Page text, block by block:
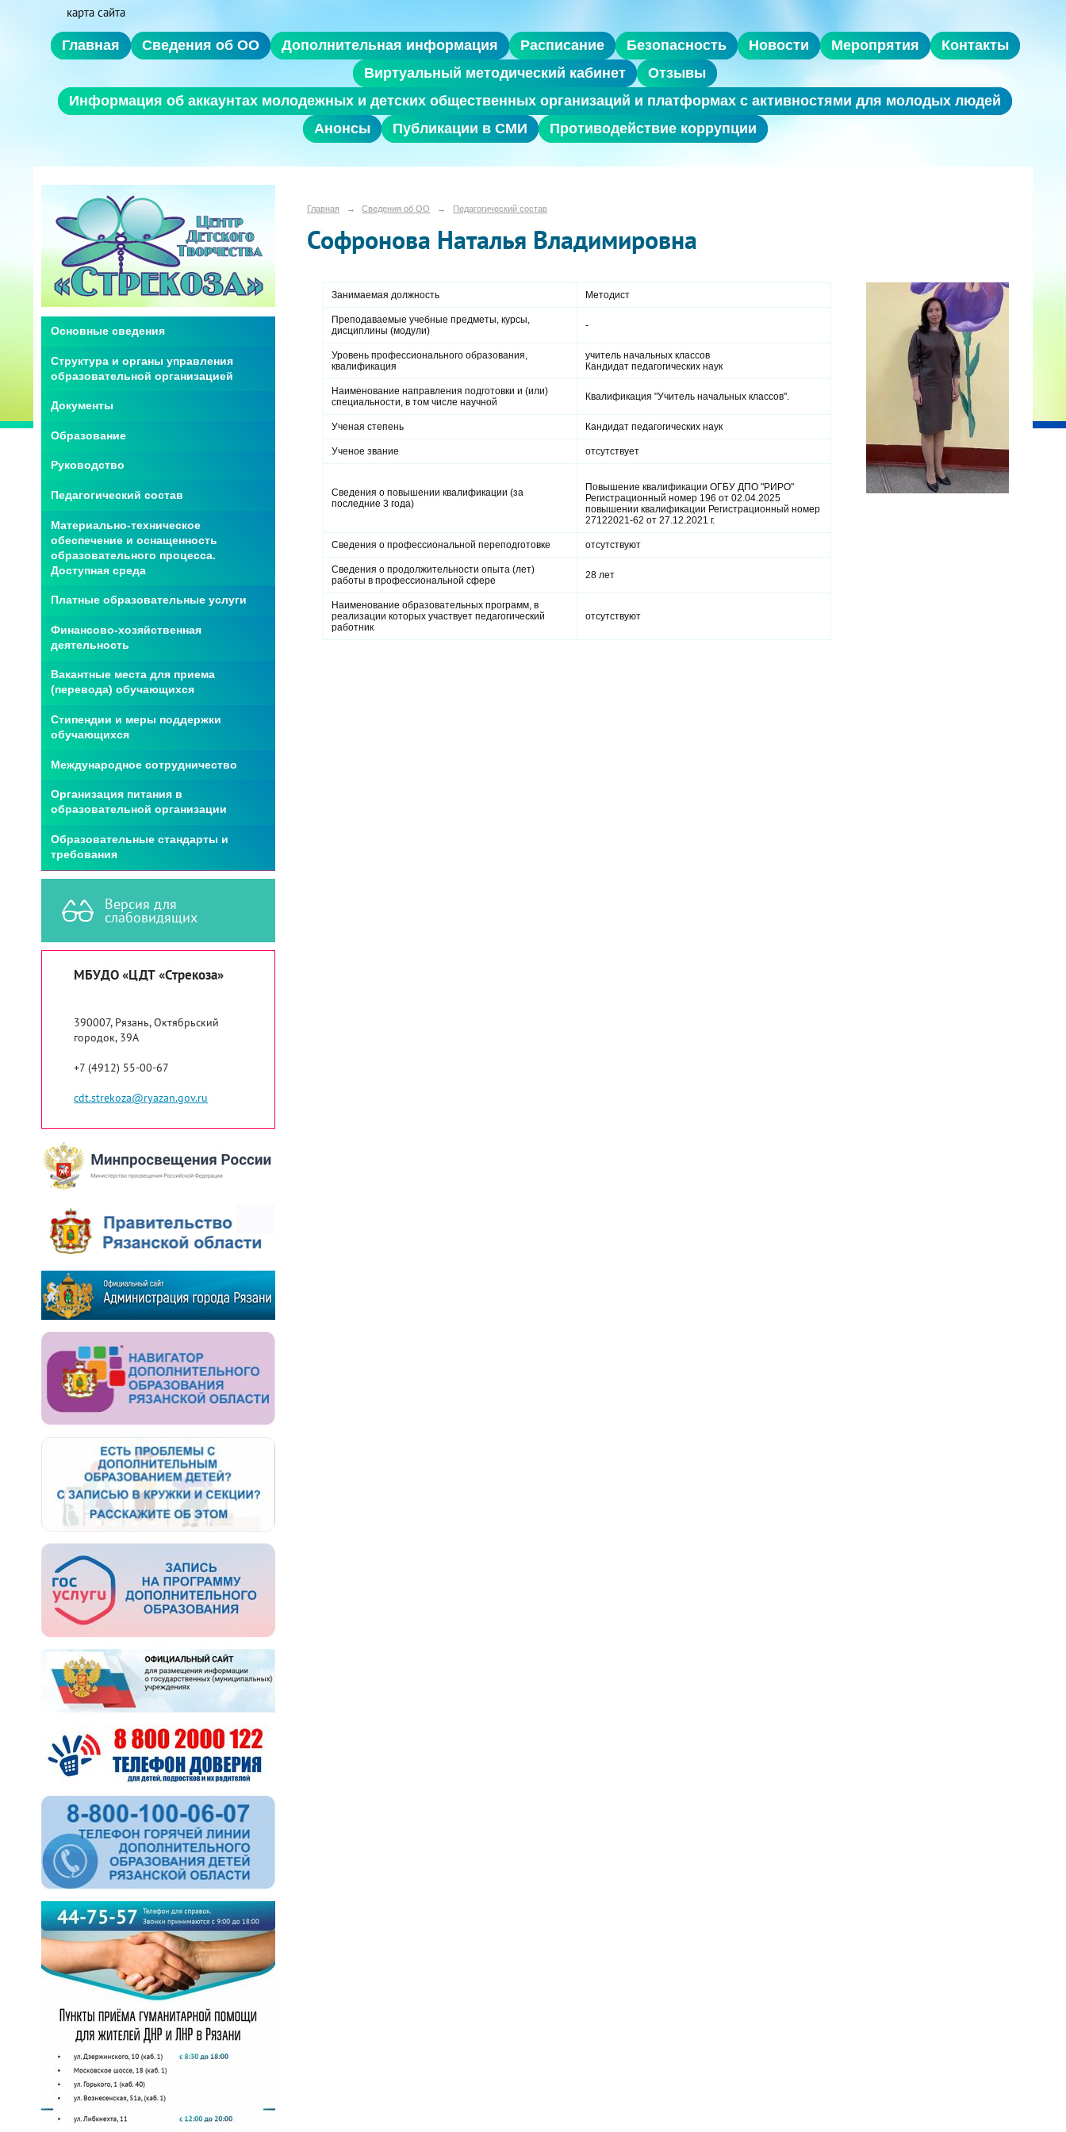
карта сайта
Главная Сведения об ОО Дополнительная информация Расписание Безопасность Новости Меропрятия
Контакты
Виртуальный методический кабинет
Отзывы
Информация об аккаунтах молодежных и детских общественных организаций и платформах с активностями для молодых людей
Анонсы
Публикации в СМИ Противодействие коррупции
Основные сведения
Структура и органы управления
образовательной организацией
Документы
Образование
Руководство
Педагогический состав
Материально-техническое
обеспечение и оснащенность
образовательного процесса.
Доступная среда
Платные образовательные услуги
Финансово-хозяйственная
деятельность
Вакантные места для приема
(перевода) обучающихся
Стипендии и меры поддержки
обучающихся
Международное сотрудничество
Организация питания в
образовательной организации
Образовательные стандарты и
требования
Версия для
слабовидящих
МБУДО «ЦДТ «Стрекоза»
390007, Рязань, Октябрьский
городок, 39А
+7 (4912) 55-00-67
cdt.strekoza@ryazan.gov.ru
Главная → Сведения об ОО → Педагогический состав
Софронова Наталья Владимировна
Занимаемая должность Методист
Преподаваемые учебные предметы, курсы,
дисциплины (модули)
-
Уровень профессионального образования,
квалификация
учитель начальных классов
Кандидат педагогических наук
Наименование направления подготовки и (или)
специальности, в том числе научной
Квалификация "Учитель начальных классов".
Ученая степень Кандидат педагогических наук
Ученое звание отсутствует
Сведения о повышении квалификации (за
последние 3 года)
Повышение квалификации ОГБУ ДПО "РИРО"
Регистрационный номер 196 от 02.04.2025
повышении квалификации Регистрационный номер
27122021-62 от 27.12.2021 г.
Сведения о профессиональной переподготовке отсутствуют
Сведения о продолжительности опыта (лет)
работы в профессиональной сфере
28 лет
Наименование образовательных программ, в
реализации которых участвует педагогический
работник
отсутствуют